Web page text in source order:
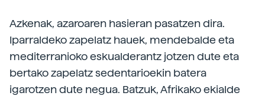
Azkenak, azaroaren hasieran pasatzen dira.
Iparraldeko zapelatz hauek, mendebalde eta
mediterranioko eskualderantz jotzen dute eta
bertako zapelatz sedentarioekin batera
igarotzen dute negua. Batzuk, Afrikako ekialde